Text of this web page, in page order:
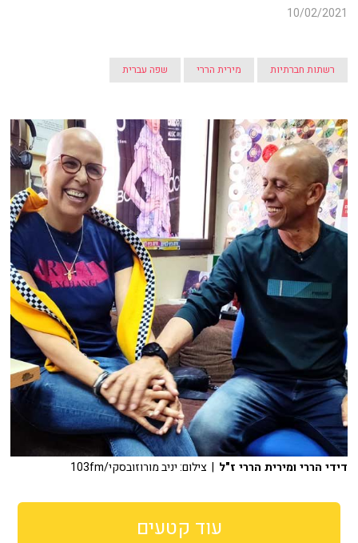
10/02/2021
רשתות חברתיות מירית הררי שפה עברית
דידי הררי ומירית הררי ז"ל | צילום: יניב מורוזובסקי/103fm
עוד קטעים